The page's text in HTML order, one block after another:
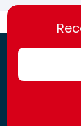
https://
access.fr
https://france-
access.fr